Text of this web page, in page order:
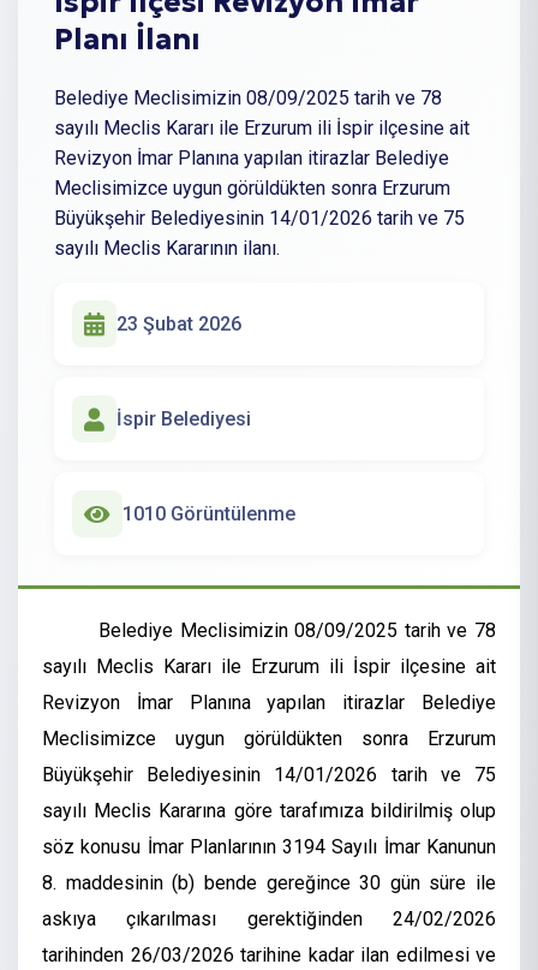
Planı İlanı
Belediye Meclisimizin 08/09/2025 tarih ve 78
sayılı Meclis Kararı ile Erzurum ili İspir ilçesine ait
Revizyon İmar Planına yapılan itirazlar Belediye
Meclisimizce uygun görüldükten sonra Erzurum
Büyükşehir Belediyesinin 14/01/2026 tarih ve 75
sayılı Meclis Kararının ilanı.
23 Şubat 2026
İspir Belediyesi
1010 Görüntülenme
Belediye Meclisimizin 08/09/2025 tarih ve 78
sayılı Meclis Kararı ile Erzurum ili İspir ilçesine ait
Revizyon İmar Planına yapılan itirazlar Belediye
Meclisimizce uygun görüldükten sonra Erzurum
Büyükşehir Belediyesinin 14/01/2026 tarih ve 75
sayılı Meclis Kararına göre tarafımıza bildirilmiş olup
söz konusu İmar Planlarının 3194 Sayılı İmar Kanunun
8. maddesinin (b) bende gereğince 30 gün süre ile
askıya çıkarılması gerektiğinden 24/02/2026
tarihinden 26/03/2026 tarihine kadar ilan edilmesi ve